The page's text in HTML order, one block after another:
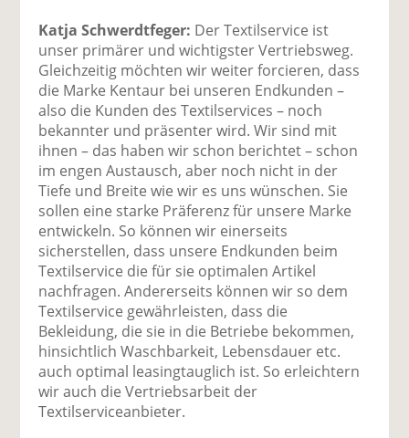
Katja Schwerdtfeger: Der Textilservice ist
unser primärer und wichtigster Vertriebsweg.
Gleichzeitig möchten wir weiter forcieren, dass
die Marke Kentaur bei unseren Endkunden –
also die Kunden des Textilservices – noch
bekannter und präsenter wird. Wir sind mit
ihnen – das haben wir schon berichtet – schon
im engen Austausch, aber noch nicht in der
Tiefe und Breite wie wir es uns wünschen. Sie
sollen eine starke Präferenz für unsere Marke
entwickeln. So können wir einerseits
sicherstellen, dass unsere Endkunden beim
Textilservice die für sie optimalen Artikel
nachfragen. Andererseits können wir so dem
Textilservice gewährleisten, dass die
Bekleidung, die sie in die Betriebe bekommen,
hinsichtlich Waschbarkeit, Lebensdauer etc.
auch optimal leasingtauglich ist. So erleichtern
wir auch die Vertriebsarbeit der
Textilserviceanbieter.